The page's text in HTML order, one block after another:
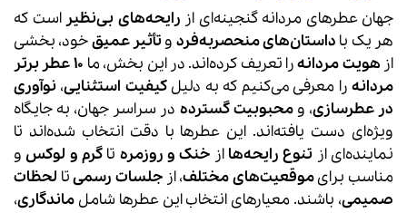
جهان عطرهای مردانه گنجینه‌ای از رایحه‌های بی‌نظیر است که
هر یک با داستان‌های منحصربه‌فرد وتأثیر عمیقخود، بخشی
از هویت مردانهرا تعریف کرده‌اند. در این بخش، ما
۱۰ عطر برتر
مردانهرا معرفی می‌کنیم که به دلیلکیفیت استثنایی، نوآوری
در عطرسازی، ومحبوبیت گسترده در سراسر جهان، به جایگاه
ویژه‌ای دست یافته‌اند. این عطرها با دقت انتخاب شده‌اند تا
نماینده‌ای از تنوع رایحه‌هااز خنک و روزمره تا گرم و لوکس و
مناسب برایموقعیت‌های مختلف، ازجلسات رسمیتا لحظات
صمیمی، باشند. معیارهای انتخاب این عطرها شامل ماندگاری،